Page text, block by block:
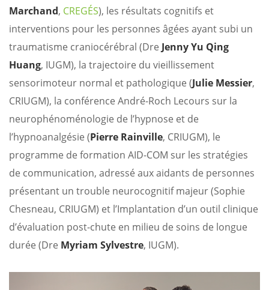
Marchand, CREGÉS), les résultats cognitifs et
interventions pour les personnes âgées ayant subi un
traumatisme craniocérébral (Dre Jenny Yu Qing
Huang, IUGM), la trajectoire du vieillissement
sensorimoteur normal et pathologique (Julie Messier,
CRIUGM), la conférence André-Roch Lecours sur la
neurophénoménologie de l’hypnose et de
l’hypnoanalgésie (Pierre Rainville, CRIUGM), le
programme de formation AID-COM sur les stratégies
de communication, adressé aux aidants de personnes
présentant un trouble neurocognitif majeur (Sophie
Chesneau, CRIUGM) et l’Implantation d’un outil clinique
d’évaluation post-chute en milieu de soins de longue
durée (Dre Myriam Sylvestre, IUGM).